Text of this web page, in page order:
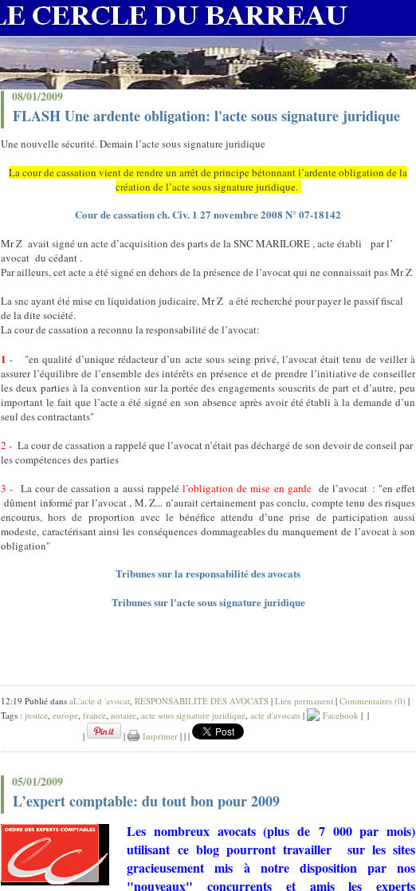
08/01/2009
FLASH Une ardente obligation: l'acte sous signature juridique
Une nouvelle sécurité. Demain l’acte sous signature juridique
La cour de cassation vient de rendre un arrêt de principe bétonnant l’ardente obligation de la
création de l’acte sous signature juridique.
Cour de cassation ch. Civ. 1 27 novembre 2008 N° 07-18142
Mr Z avait signé un acte d’acquisition des parts de la SNC MARILORE , acte établi
par l’
avocat du cédant .
Par ailleurs, cet acte a été signé en dehors de la présence de l’avocat qui ne connaissait pas Mr Z
La snc ayant été mise en liquidation judicaire, Mr Z a été recherché pour payer le passif fiscal
de la dite société.
La cour de cassation a reconnu la responsabilité de l’avocat:
1 - "en qualité d’unique rédacteur d’un acte sous seing privé, l’avocat était tenu de veiller à
assurer l’équilibre de l’ensemble des intérêts en présence et de prendre l’initiative de conseiller
les deux parties à la convention sur la portée des engagements souscrits de part et d’autre, peu
important le fait que l’acte a été signé en son absence après avoir été établi à la demande d’un
seul des contractants"
2 - La cour de cassation a rappelé que l’avocat n’était pas déchargé de son devoir de conseil par
les compétences des parties
3 - La cour de cassation a aussi rappelél’obligation de mise en garde de l’avocat : "en effet
dûment informé par l’avocat , M. Z... n’aurait certainement pas conclu, compte tenu des risques
encourus, hors de proportion avec le bénéfice attendu d’une prise de participation aussi
modeste, caractérisant ainsi les conséquences dommageables du manquement de l’avocat à son
obligation"
Tribunes sur la responsabilité des avocats
Tribunes sur l'acte sous signature juridique
12:19 Publié dans aL'acte d 'avocat, RESPONSABILITE DES AVOCATS | Lien permanent | Commentaires (0) |
Tags : jusitce, europe, france, notaire, acte sous signature juridique, acte d'avocats | Facebook | |
|
| Imprimer | | |
05/01/2009
L’expert comptable: du tout bon pour 2009
Les nombreux avocats (plus de 7 000 par mois)
utilisant ce blog pourront travailler
sur les sites
gracieusement mis à notre disposition par nos
"nouveaux" concurrents et amis les experts